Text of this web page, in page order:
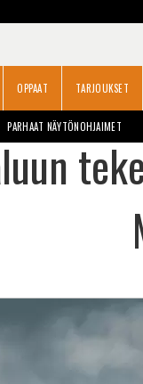
OPPAAT TARJOUKSET
PARHAAT NÄYTÖNOHJAIMET